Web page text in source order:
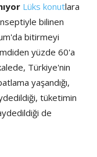
Lüks konutlara
bilinen
bitirmeyi
yüzde 60'a
Türkiye'nin
yaşandığı,
tüketimin
de